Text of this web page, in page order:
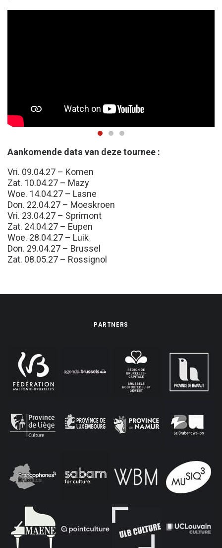
Aankomende data van deze tournee :
Vri. 09.04.27 – Komen
Zat. 10.04.27 – Mazy
Woe. 14.04.27 – Lasne
Don. 22.04.27 – Moeskroen
Vri. 23.04.27 – Sprimont
Zat. 24.04.27 – Eupen
Woe. 28.04.27 – Luik
Don. 29.04.27 – Brussel
Zat. 08.05.27 – Rossignol
PARTNERS